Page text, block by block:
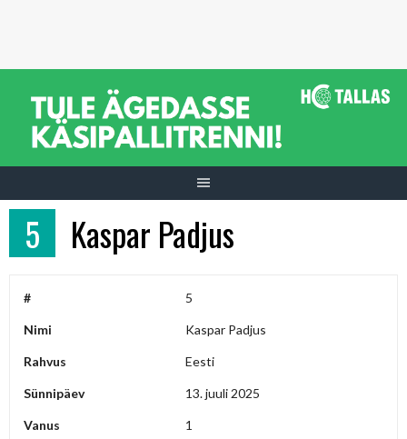
5 Kaspar Padjus
# 5
Nimi Kaspar Padjus
Rahvus Eesti
Sünnipäev 13. juuli 2025
Vanus 1